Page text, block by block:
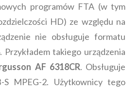
programów FTA (w tym
HD) ze względu na
nie obsługuje formatu
. Przykładem takiego urządzenia
AF 6318CR. Obsługuje
MPEG-2. Użytkownicy tego